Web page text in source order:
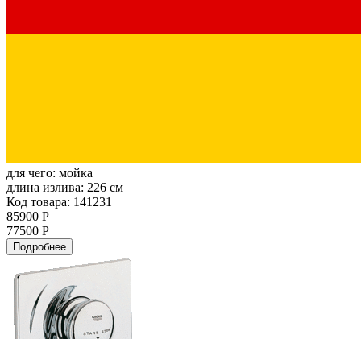
для чего: мойка
длина излива: 226 см
Код товара: 141231
85900 Р
77500 Р
Подробнее